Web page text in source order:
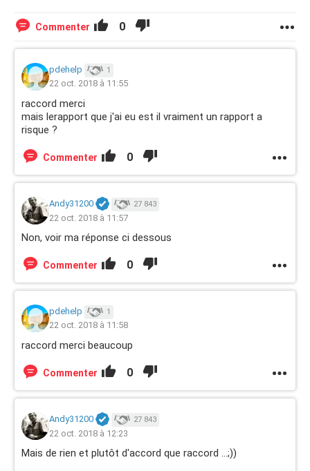
Commenter 0
pdehelp 1
22 oct. 2018 à 11:55
raccord merci
mais lerapport que j'ai eu est il vraiment un rapport a
risque ?
Commenter 0
Andy31200 27 843
22 oct. 2018 à 11:57
Non, voir ma réponse ci dessous
Commenter 0
pdehelp 1
22 oct. 2018 à 11:58
raccord merci beaucoup
Commenter 0
Andy31200 27 843
22 oct. 2018 à 12:23
Mais de rien et plutôt d'accord que raccord ...;))